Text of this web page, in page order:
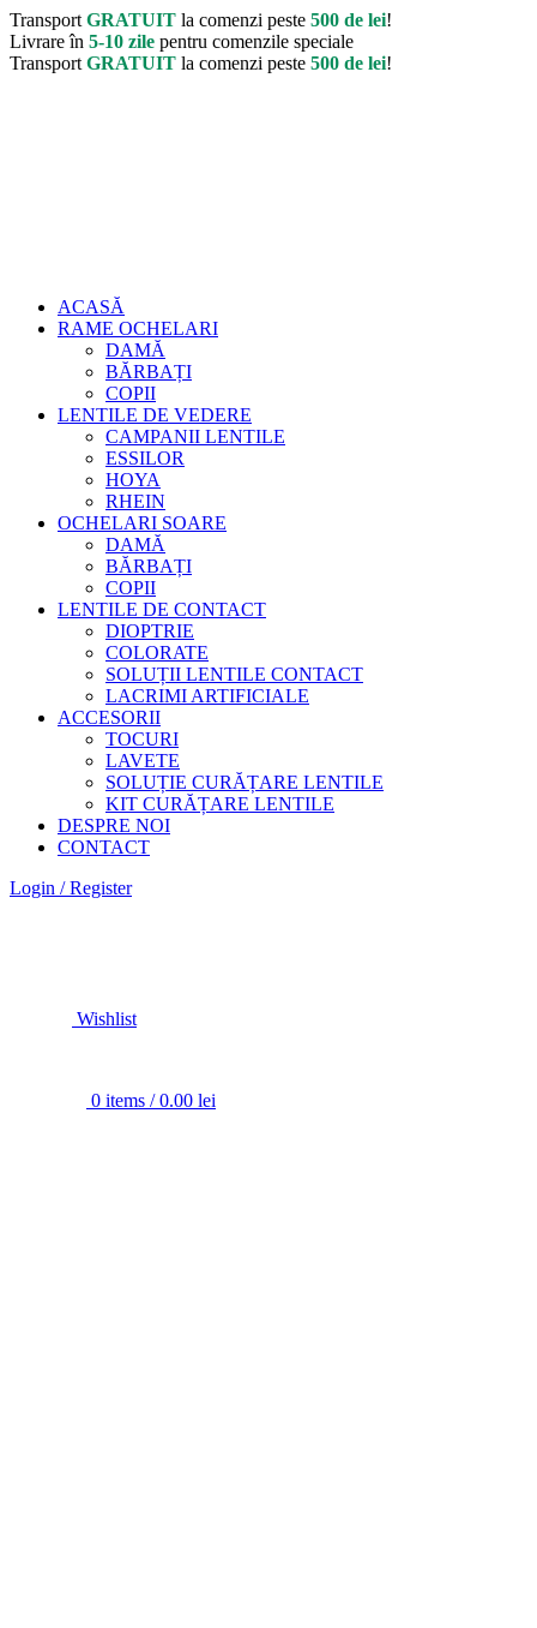
Transport GRATUIT la comenzi peste 500 de lei!
Livrare în 5-10 zile pentru comenzile speciale
Transport GRATUIT la comenzi peste 500 de lei!
ACASĂ
RAME OCHELARI
DAMĂ
BĂRBAȚI
COPII
LENTILE DE VEDERE
CAMPANII LENTILE
ESSILOR
HOYA
RHEIN
OCHELARI SOARE
DAMĂ
BĂRBAȚI
COPII
LENTILE DE CONTACT
DIOPTRIE
COLORATE
SOLUȚII LENTILE CONTACT
LACRIMI ARTIFICIALE
ACCESORII
TOCURI
LAVETE
SOLUȚIE CURĂȚARE LENTILE
KIT CURĂȚARE LENTILE
DESPRE NOI
CONTACT
Login / Register
Wishlist
0 items / 0.00 lei